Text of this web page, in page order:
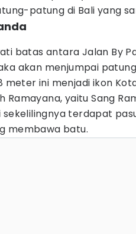
patung di Bali yang
batas antara Jalan By
akan menjumpai
meter ini menjadi ikon
Ramayana, yaitu Sang
sekelilingnya terdapat
membawa batu.